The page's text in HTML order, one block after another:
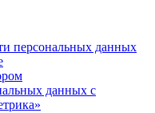
персональных данных
данных с